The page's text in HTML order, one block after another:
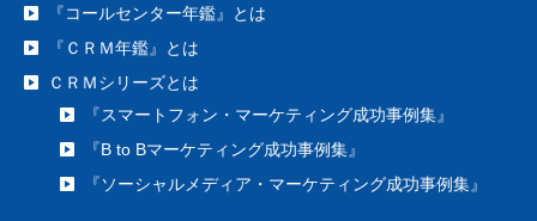
『コールセンター年鑑』とは
『ＣＲＭ年鑑』とは
ＣＲＭシリーズとは
『スマートフォン・マーケティング成功事例集』
『B to Bマーケティング成功事例集』
『ソーシャルメディア・マーケティング成功事例集』